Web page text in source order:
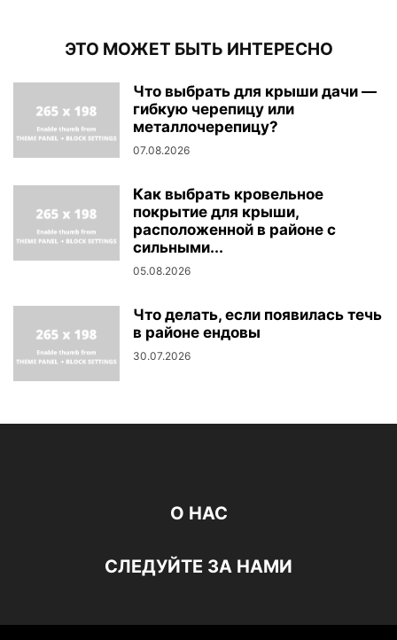
ЭТО МОЖЕТ БЫТЬ ИНТЕРЕСНО
Что выбрать для крыши дачи —
гибкую черепицу или
металлочерепицу?
07.08.2026
Как выбрать кровельное
покрытие для крыши,
расположенной в районе с
сильными...
05.08.2026
Что делать, если появилась течь
в районе ендовы
30.07.2026
О НАС
СЛЕДУЙТЕ ЗА НАМИ